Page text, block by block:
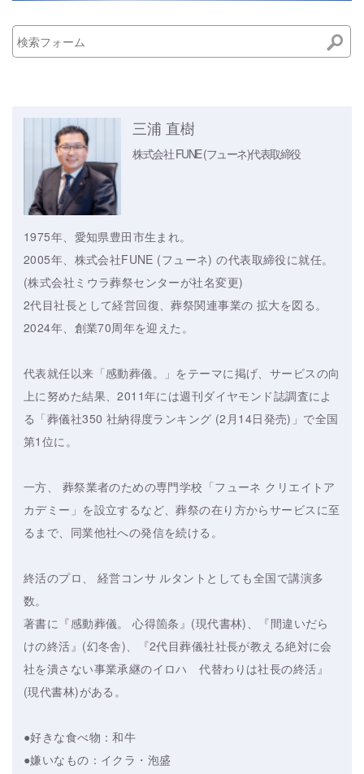
三浦 直樹
株式会社 FUNE (フューネ)代表取締役
1975年、愛知県豊田市生まれ。
2005年、株式会社FUNE (フューネ) の代表取締役に就任。
(株式会社ミウラ葬祭センターが社名変更)
2代目社長として経営回復、葬祭関連事業の 拡大を図る。
2024年、創業70周年を迎えた。
代表就任以来「感動葬儀。」をテーマに掲げ、サービスの向
上に努めた結果、2011年には週刊ダイヤモンド誌調査によ
る「葬儀社350 社納得度ランキング (2月14日発売)」で全国
第1位に。
一方、 葬祭業者のための専門学校「フューネ クリエイトア
カデミー」を設立するなど、葬祭の在り方からサービスに至
るまで、同業他社への発信を続ける。
終活のプロ、 経営コンサ ルタントとしても全国で講演多
数。
著書に『感動葬儀。 心得箇条』(現代書林)、『間違いだら
けの終活』(幻冬舎)、『2代目葬儀社社長が教える絶対に会
社を潰さない事業承継のイロハ 代替わりは社長の終活』
(現代書林)がある。
●好きな食べ物：和牛
●嫌いなもの：イクラ・泡盛